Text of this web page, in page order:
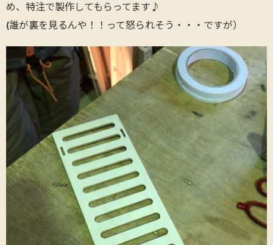
め、特注で製作してもらってます♪
(誰が裏を見るんや！！って怒られそう・・・ですが）